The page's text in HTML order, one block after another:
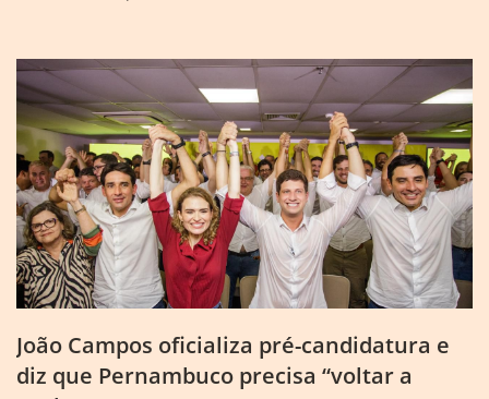
João Campos oficializa pré-candidatura e
diz que Pernambuco precisa “voltar a